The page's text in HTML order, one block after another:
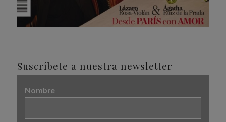
Suscríbete a nuestra newsletter
Nombre